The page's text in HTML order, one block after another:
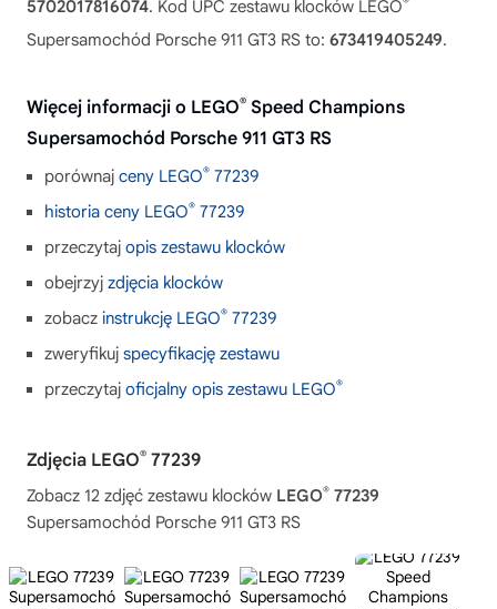
5702017816074. Kod UPC zestawu klocków LEGO
Supersamochód Porsche 911 GT3 RS to: 673419405249.
Więcej informacji o LEGO® Speed Champions
Supersamochód Porsche 911 GT3 RS
porównaj ceny LEGO® 77239
historia ceny LEGO® 77239
przeczytaj opis zestawu klocków
obejrzyj zdjęcia klocków
zobacz instrukcję LEGO® 77239
zweryfikuj specyfikację zestawu
przeczytaj oficjalny opis zestawu LEGO®
Zdjęcia LEGO® 77239
Zobacz 12 zdjęć zestawu klocków LEGO® 77239
Supersamochód Porsche 911 GT3 RS